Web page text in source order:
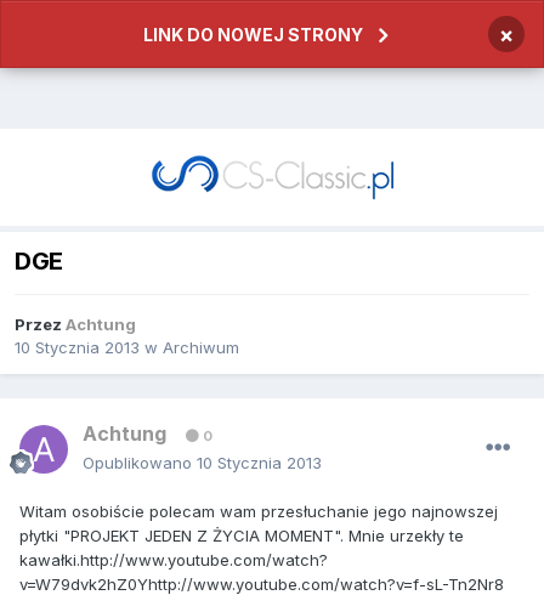
LINK DO NOWEJ STRONY ×
DGE
Przez Achtung
10 Stycznia 2013 w Archiwum
Achtung 0
Opublikowano 10 Stycznia 2013
Witam osobiście polecam wam przesłuchanie jego najnowszej
płytki "PROJEKT JEDEN Z ŻYCIA MOMENT". Mnie urzekły te
kawałki.http://www.youtube.com/watch?
v=W79dvk2hZ0Yhttp://www.youtube.com/watch?v=f-sL-Tn2Nr8